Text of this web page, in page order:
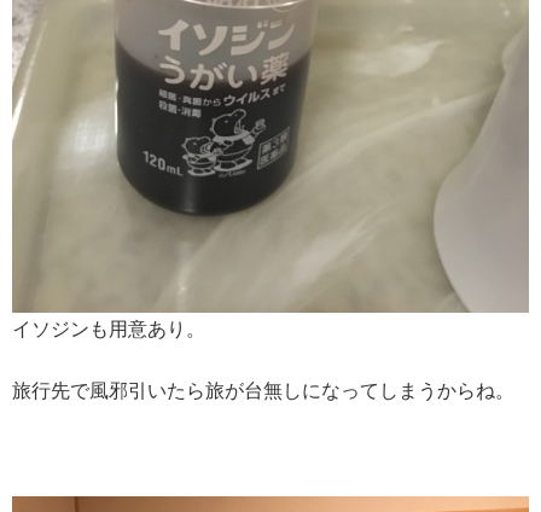
イソジンも用意あり。
旅行先で風邪引いたら旅が台無しになってしまうからね。